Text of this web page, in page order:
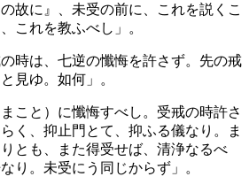
故に』、未受の前に、これを説くこ
これを教ふべし」。
時は、七逆の懺悔を許さず。先の戒
見ゆ。如何」。
こと）に懺悔すべし。受戒の時許さ
く、抑止門とて、抑ふる儀なり。ま
とも、また得受せば、清浄なるべ
り。未受にう同じからず」。